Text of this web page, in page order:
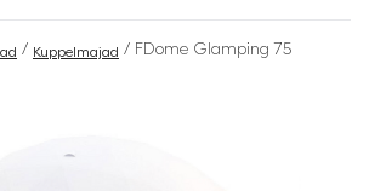
/ Kuppelmajad / FDome Glamping 75